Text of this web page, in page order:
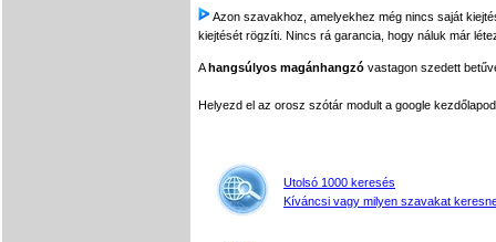
Azon szavakhoz, amelyekhez még nincs saját
kiejtését rögzíti. Nincs rá garancia, hogy náluk már
Ahangsúlyos magánhangzó vastagon szedett
Helyezd el az orosz szótár modult a google
Utolsó 1000 keresés
Kíváncsi vagy milyen szavakat